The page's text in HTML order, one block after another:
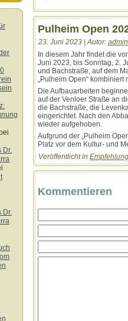
bei
Dr.
Dr.
Pulheim Open
23. Juni 2023 | Autor: admin
In diesem Jahr findet die
Juni 2023, bis Sonntag, 2.
und Bachstraße, auf dem
„Pulheim Open“
Die Aufbauarbeiten
auf der Venloer Straße an
die Bachstraße, die
eingerichtet. Nach den
wieder aufgehoben.
Aufgrund der „Pulheim
Platz vor dem Kultur- und
Veröffentlicht in
Kommentieren